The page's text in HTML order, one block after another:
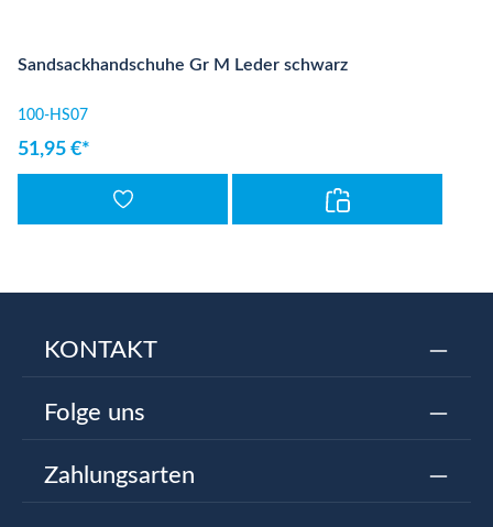
Sandsackhandschuhe Gr M Leder schwarz
100-HS07
51,95 €*
KONTAKT
Folge uns
Zahlungsarten